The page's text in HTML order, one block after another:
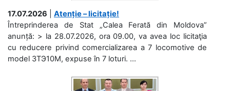
17.07.2026
Atenție – licitație!
Întreprinderea de Stat „Calea Ferată din Moldova”
anunță: > la 28.07.2026, ora 09.00, va avea loc licitaţia
cu reducere privind comercializarea a 7 locomotive de
model 3ТЭ10М, expuse în 7 loturi. ...